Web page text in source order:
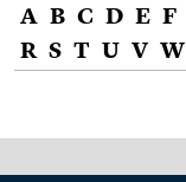
A B C D E F
R S T U V W